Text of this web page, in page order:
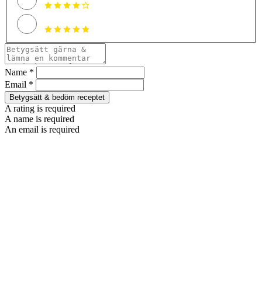
Name *
Email *
Betygsätt & bedöm receptet
A rating is required
A name is required
An email is required